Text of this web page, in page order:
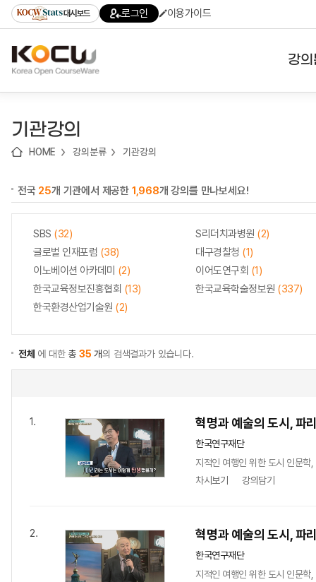
기
기
기
content)
가
대시보드 로그인 이용가이드
강
기관강의
HOME 강의분류 기관강의
전국 25개 기관에서 제공한 1,968개 강의를 만나보세요!
SBS (32) S리더치과병원 (2)
글로벌 인재포럼 (38) 대구경찰청 (1)
이노베이션 아카데미 (2) 이어도연구회 (1)
한국교육정보진흥협회 (13) 한국교육학술정보원 (337)
한국환경산업기술원 (2)
전체 에 대한총35 개의 검색결과가 있습니다.
1. 혁명과 예술의 도시,
한국연구재단
지적인 여행인 위한 도시 인문
차시보기
강의담기
2. 혁명과 예술의 도시,
한국연구재단
지적인 여행인 위한 도시 인문